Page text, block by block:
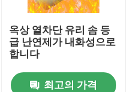
옥상 열차단 유리 솜 등
급 난연제가 내화성으로
합니다
최고의 가격